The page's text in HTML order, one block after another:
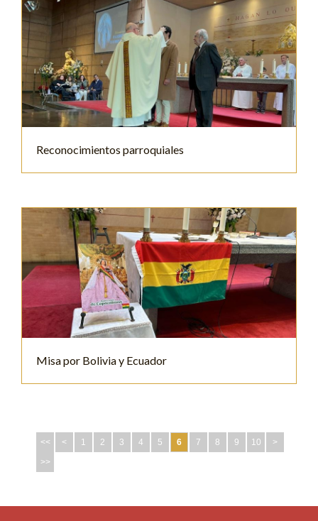
Reconocimientos parroquiales
Misa por Bolivia y Ecuador
<< < 1 2 3 4 5 6 7 8 9 10
>
>>